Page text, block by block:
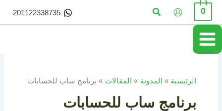
تخطي
المحتوى
0 البحث 201122338735
الرئيسية المدونة المقالات برنامج ساب للحسابات
برنامج ساب للحسابات